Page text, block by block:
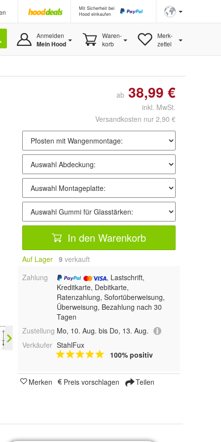
Mit Sicherheit bei
Hood einkaufen
Anmelden
Mein Hood
Waren-
korb
Merk-
zettel
ab 38,99 €
inkl. MwSt.
Versandkosten nur 2,90 €
In den Warenkorb
Auf Lager 9 verkauft
Zahlung
, Lastschrift,
Kreditkarte, Debitkarte,
Ratenzahlung, Sofortüberweisung,
Überweisung, Bezahlung nach 30
Tagen
Zustellung Mo, 10. Aug. bis Do, 13. Aug.
Verkäufer StahlFux
100% positiv
Merken Preis vorschlagen Teilen